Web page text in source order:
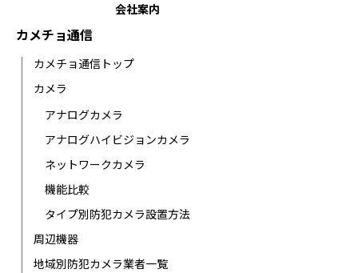
会社案内
カメチョ通信
カメチョ通信トップ
カメラ
アナログカメラ
アナログハイビジョンカメラ
ネットワークカメラ
機能比較
タイプ別防犯カメラ設置方法
周辺機器
地域別防犯カメラ業者一覧